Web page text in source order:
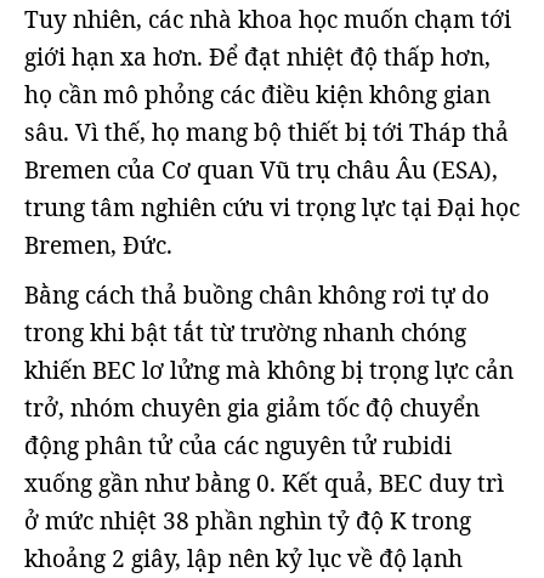
Tuy nhiên, các nhà khoa học muốn chạm tới
giới hạn xa hơn. Để đạt nhiệt độ thấp hơn,
họ cần mô phỏng các điều kiện không gian
sâu. Vì thế, họ mang bộ thiết bị tới Tháp thả
Bremen của Cơ quan Vũ trụ châu Âu (ESA),
trung tâm nghiên cứu vi trọng lực tại Đại học
Bremen, Đức.
Bằng cách thả buồng chân không rơi tự do
trong khi bật tắt từ trường nhanh chóng
khiến BEC lơ lửng mà không bị trọng lực cản
trở, nhóm chuyên gia giảm tốc độ chuyển
động phân tử của các nguyên tử rubidi
xuống gần như bằng 0. Kết quả, BEC duy trì
ở mức nhiệt 38 phần nghìn tỷ độ K trong
khoảng 2 giây, lập nên kỷ lục về độ lạnh